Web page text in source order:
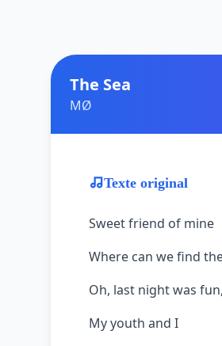
The Sea
MØ
Texte original
Sweet friend of mine
Where can we find
Oh, last night was
My youth and I